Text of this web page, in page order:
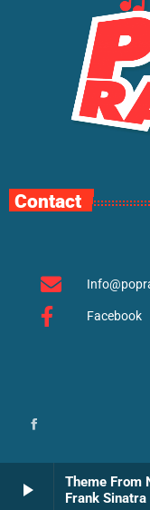
play_arrow
Theme From
Frank Sinatra
Contact
Facebook